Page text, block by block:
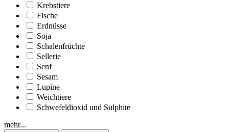
Krebstiere
Fische
Erdnüsse
Soja
Schalenfrüchte
Sellerie
Senf
Sesam
Lupine
Weichtiere
Schwefeldioxid und Sulphite
mehr...